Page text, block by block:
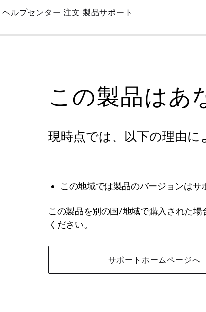
Skip
Main
ヘルプセンター 注文 製品サポート
この製品はあ
現時点では、以下の理由に
この地域では製品のバージョンはサ
この製品を別の国/地域で購入された
ください。
サポートホームページへ